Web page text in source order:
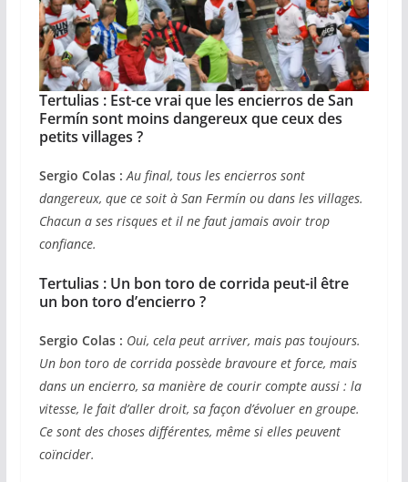
Tertulias : Est-ce vrai que les encierros de San
Fermín sont moins dangereux que ceux des
petits villages ?
Sergio Colas : Au final, tous les encierros sont
dangereux, que ce soit à San Fermín ou dans les villages.
Chacun a ses risques et il ne faut jamais avoir trop
confiance.
Tertulias : Un bon toro de corrida peut-il être
un bon toro d’encierro ?
Sergio Colas : Oui, cela peut arriver, mais pas toujours.
Un bon toro de corrida possède bravoure et force, mais
dans un encierro, sa manière de courir compte aussi : la
vitesse, le fait d’aller droit, sa façon d’évoluer en groupe.
Ce sont des choses différentes, même si elles peuvent
coïncider.